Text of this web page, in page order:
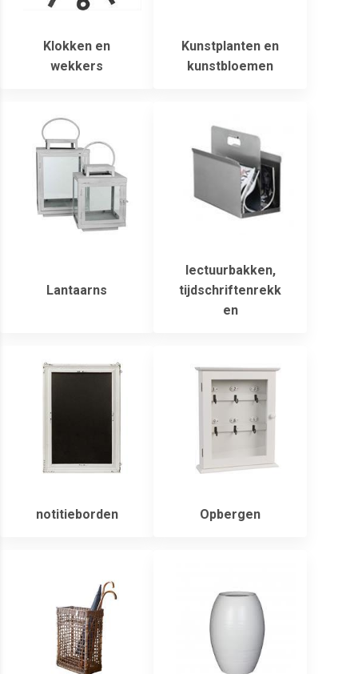
Klokken en
wekkers
Kunstplanten en
kunstbloemen
Lantaarns
lectuurbakken,
tijdschriftenrekk
en
notitieborden Opbergen